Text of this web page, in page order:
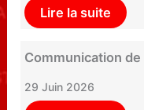
Lire la suite
Communication de
29 Juin 2026